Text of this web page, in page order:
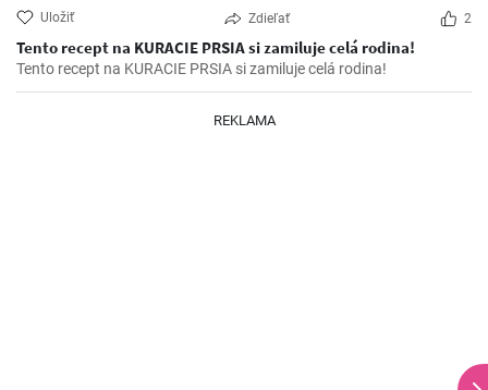
Uložiť Zdieľať 2
Tento recept na KURACIE PRSIA si zamiluje celá rodina!
Tento recept na KURACIE PRSIA si zamiluje celá rodina!
REKLAMA